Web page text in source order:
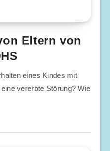
Eltern von
eines Kindes mit
vererbte Störung? Wie